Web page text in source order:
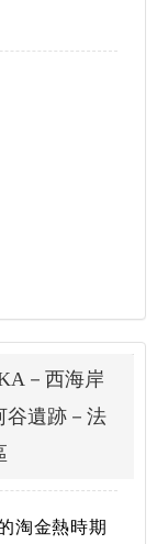
－西海岸
谷遺跡－法
淘金熱時期